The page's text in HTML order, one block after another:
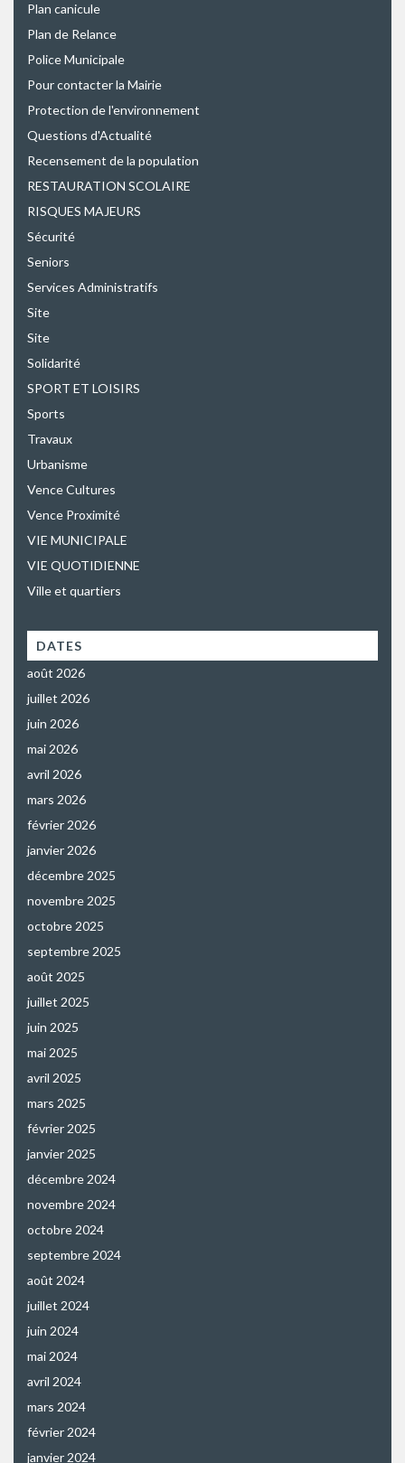
Plan canicule
Plan de Relance
Police Municipale
Pour contacter la Mairie
Protection de l'environnement
Questions d'Actualité
Recensement de la population
RESTAURATION SCOLAIRE
RISQUES MAJEURS
Sécurité
Seniors
Services Administratifs
Site
Site
Solidarité
SPORT ET LOISIRS
Sports
Travaux
Urbanisme
Vence Cultures
Vence Proximité
VIE MUNICIPALE
VIE QUOTIDIENNE
Ville et quartiers
DATES
août 2026
juillet 2026
juin 2026
mai 2026
avril 2026
mars 2026
février 2026
janvier 2026
décembre 2025
novembre 2025
octobre 2025
septembre 2025
août 2025
juillet 2025
juin 2025
mai 2025
avril 2025
mars 2025
février 2025
janvier 2025
décembre 2024
novembre 2024
octobre 2024
septembre 2024
août 2024
juillet 2024
juin 2024
mai 2024
avril 2024
mars 2024
février 2024
janvier 2024